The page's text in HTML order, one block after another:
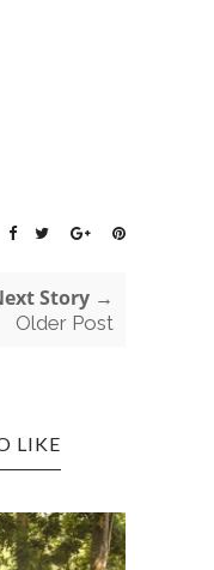
Story →
Older Post
LIKE